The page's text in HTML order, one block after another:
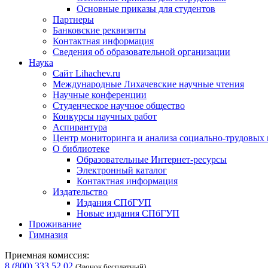
Основные приказы для студентов
Партнеры
Банковские реквизиты
Контактная информация
Сведения об образовательной организации
Наука
Сайт Lihachev.ru
Международные Лихачевские научные чтения
Научные конференции
Студенческое научное общество
Конкурсы научных работ
Аспирантура
Центр мониторинга и анализа социально-трудовых
О библиотеке
Образовательные Интернет-ресурсы
Электронный каталог
Контактная информация
Издательство
Издания СПбГУП
Новые издания СПбГУП
Проживание
Гимназия
Приемная комиссия:
8 (800) 333 52 02